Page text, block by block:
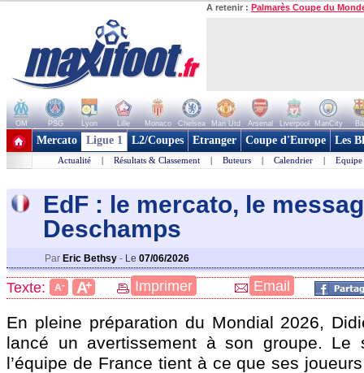
A retenir : Palmarès Coupe du
OM PSG Lyon Lille Monaco Chelsea Man Utd Arsenal Liverpool ManCity
+ de clubs
Mercato Ligue 1 L2/Coupes Etranger Coupe d'Europe Les
Actualité | Résultats & Classement | Buteurs | Calendrier | Equipe
EdF : le mercato, le
Deschamps
Par Eric Bethsy - Le 07/06/2026
Texte: A- A+ Imprimer Email
En pleine préparation du Mondial 2026,
lancé un avertissement à son groupe. Le
l’équipe de France tient à ce que ses